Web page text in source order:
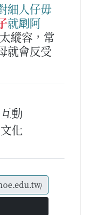
細人仔毋
就㓾阿
縱容，常
就會反受
動
化